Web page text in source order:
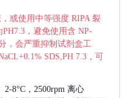
或使用中等强度 RIPA 裂
，避免使用含 NP-
，会严重抑制试剂盒工
SDS,PH 7.3，可
2-8°C，2500rpm 离心